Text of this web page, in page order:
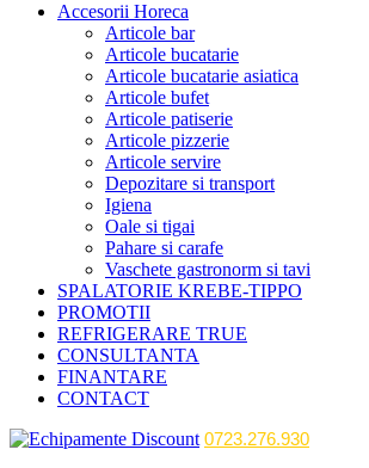
Accesorii Horeca
Articole bar
Articole bucatarie
Articole bucatarie asiatica
Articole bufet
Articole patiserie
Articole pizzerie
Articole servire
Depozitare si transport
Igiena
Oale si tigai
Pahare si carafe
Vaschete gastronorm si tavi
SPALATORIE KREBE-TIPPO
PROMOTII
REFRIGERARE TRUE
CONSULTANTA
FINANTARE
CONTACT
0723.276.930